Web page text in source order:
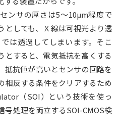
べる
実施プログラムから探す
夢ナビライブ
ンサの厚さは5～10μm程度で
としても、Ｘ線は可視光より透
は透過してしまいます。そこ
とすると、電気抵抗を高くする
抵抗値が高いとセンサの回路を
相反する条件をクリアするため
（SOI）という技術を使っ
号処理を両立するSOI-CMOS検